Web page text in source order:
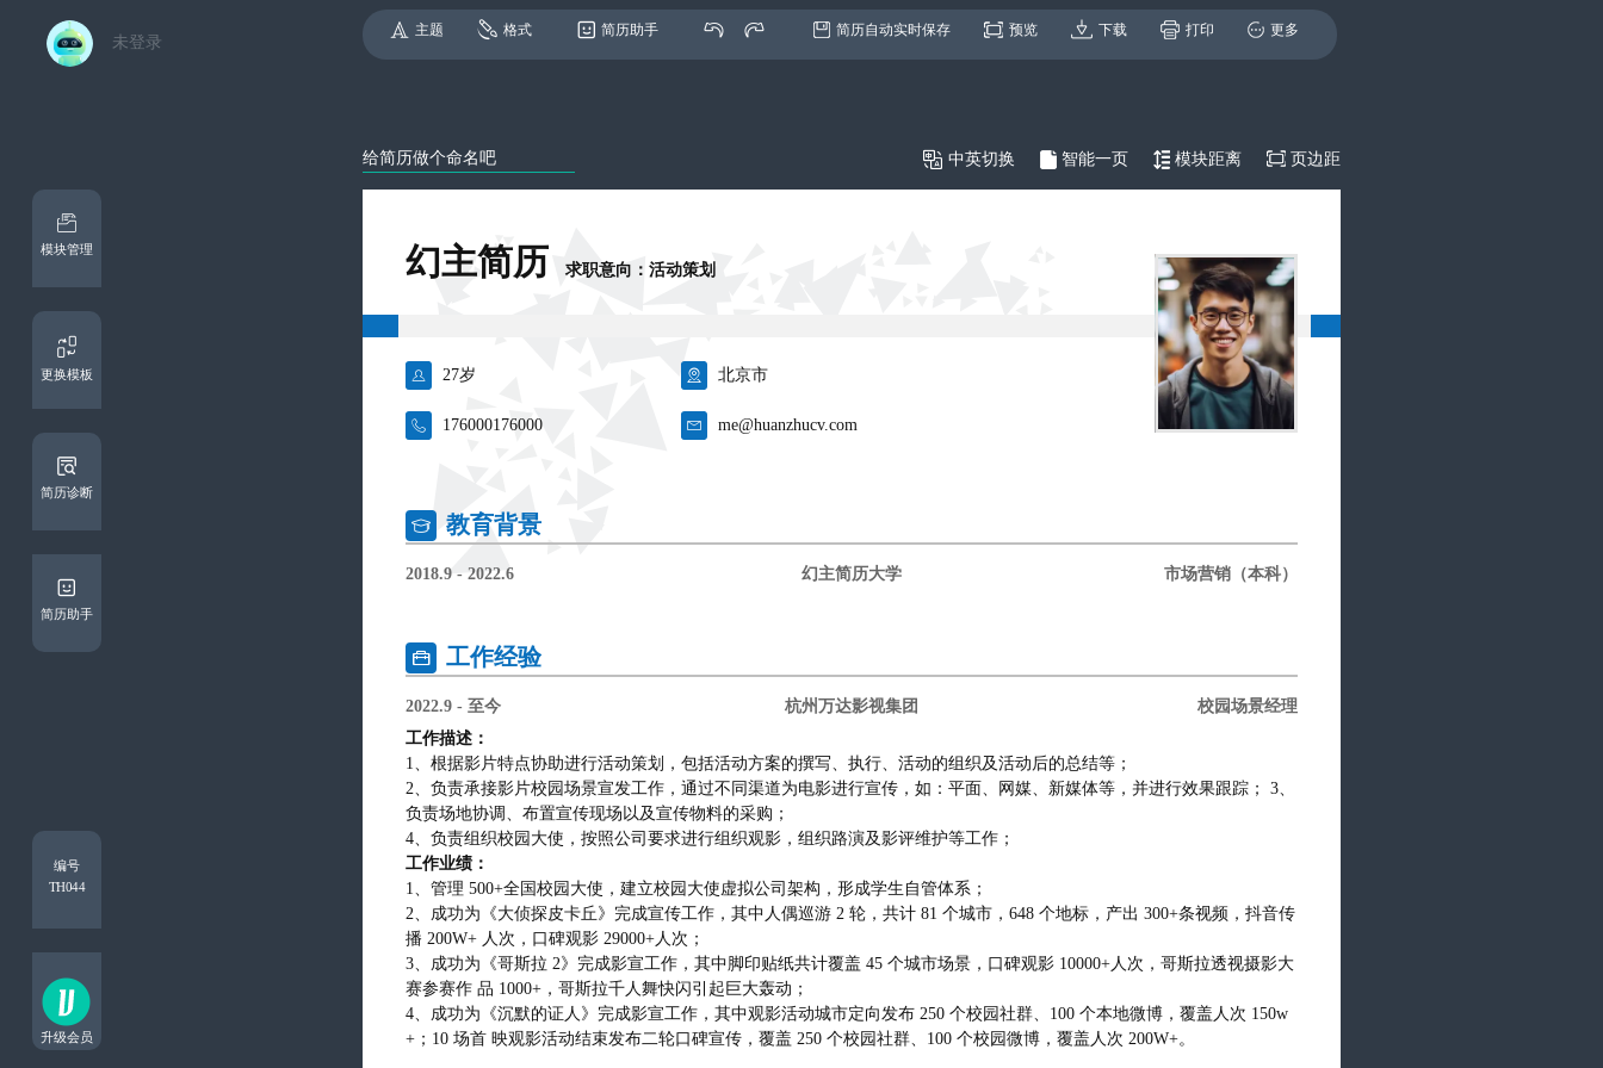
主题 格式 简历助手 简历自动实时保存 预览 下载 打印 更多
未登录
模块管理
更换模板
简历诊断
简历助手
编号
TH044
升级会员
 中英切换 智能一页 模块距离 页边距
幻主简历 求职意向：活动策划
 27岁  北京市
 176000176000  me@huanzhucv.com
 教育背景
2018.9 - 2022.6 幻主简历大学 市场营销（本科）
 工作经验
2022.9 - 至今 杭州万达影视集团
校园场景经理
工作描述：
1、根据影片特点协助进行活动策划，包括活动方案的撰写、执行、活动的组织及活动后的总结等；
2、负责承接影片校园场景宣发工作，通过不同渠道为电影进行宣传，如：平面、网媒、新媒体等，并进行效果跟踪； 3、
负责场地协调、布置宣传现场以及宣传物料的采购；
4、负责组织校园大使，按照公司要求进行组织观影，组织路演及影评维护等工作；
工作业绩：
1、管理 500+全国校园大使，建立校园大使虚拟公司架构，形成学生自管体系；
2、成功为《大侦探皮卡丘》完成宣传工作，其中人偶巡游 2 轮，共计 81 个城市，648 个地标，产出 300+条视频，抖音传
播 200W+ 人次，口碑观影 29000+人次；
3、成功为《哥斯拉 2》完成影宣工作，其中脚印贴纸共计覆盖 45 个城市场景，口碑观影 10000+人次，哥斯拉透视摄影大
赛参赛作 品 1000+，哥斯拉千人舞快闪引起巨大轰动；
4、成功为《沉默的证人》完成影宣工作，其中观影活动城市定向发布 250 个校园社群、100 个本地微博，覆盖人次 150w
+；10 场首 映观影活动结束发布二轮口碑宣传，覆盖 250 个校园社群、100 个校园微博，覆盖人次 200W+。